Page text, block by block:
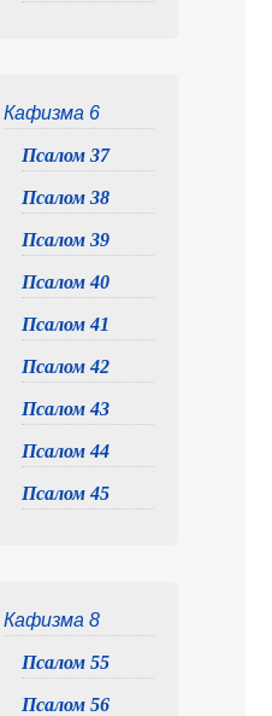
Кафизма 6
Псалом 37
Псалом 38
Псалом 39
Псалом 40
Псалом 41
Псалом 42
Псалом 43
Псалом 44
Псалом 45
Кафизма 8
Псалом 55
Псалом 56